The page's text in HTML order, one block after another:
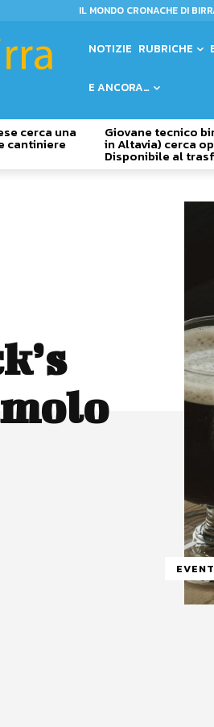
IL MONDO CRONACHE DI
NOTIZIE RUBRICHE
E ANCORA…
cerca una
cantiniere
Giovane tecnico
in Altavia) cerca
Disponibile al